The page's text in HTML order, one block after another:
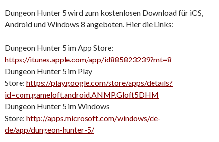
Dungeon Hunter 5 wird zum kostenlosen Download für iOS,
Android und Windows 8 angeboten. Hier die Links:
Dungeon Hunter 5 im App Store:
https://itunes.apple.com/app/id885823239?mt=8
Dungeon Hunter 5 im Play
Store: https://play.google.com/store/apps/details?
id=com.gameloft.android.ANMP.Gloft5DHM
Dungeon Hunter 5 im Windows
Store: http://apps.microsoft.com/windows/de-
de/app/dungeon-hunter-5/